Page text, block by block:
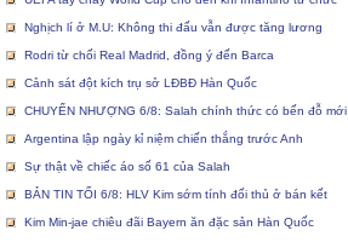
Nghịch lí ở M.U: Không thi đấu vẫn được tăng lương
Rodri từ chối Real Madrid, đồng ý đến Barca
Cảnh sát đột kích trụ sở LĐBĐ Hàn Quốc
CHUYỂN NHƯỢNG 6/8: Salah chính thức có bến đỗ mới
Argentina lập ngày kỉ niệm chiến thắng trước Anh
Sự thật về chiếc áo số 61 của Salah
BẢN TIN TỐI 6/8: HLV Kim sớm tính đối thủ ở bán kết
Kim Min-jae chiêu đãi Bayern ăn đặc sản Hàn Quốc